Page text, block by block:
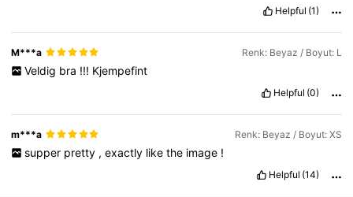
Helpful (1)
M***a Renk: Beyaz / Boyut: L
Veldig bra !!! Kjempefint
Helpful (0)
m***a Renk: Beyaz / Boyut: XS
supper pretty , exactly like the image !
Helpful (14)